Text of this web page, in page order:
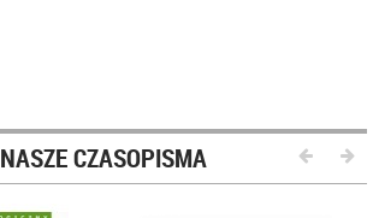
NASZE CZASOPISMA